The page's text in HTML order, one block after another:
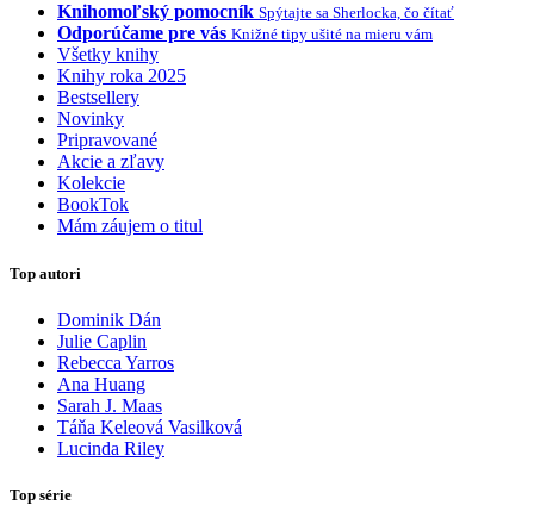
Knihomoľský pomocník Spýtajte sa Sherlocka, čo čítať
Odporúčame pre vás Knižné tipy ušité na mieru vám
Všetky knihy
Knihy roka 2025
Bestsellery
Novinky
Pripravované
Akcie a zľavy
Kolekcie
BookTok
Mám záujem o titul
Top autori
Dominik Dán
Julie Caplin
Rebecca Yarros
Ana Huang
Sarah J. Maas
Táňa Keleová Vasilková
Lucinda Riley
Top série